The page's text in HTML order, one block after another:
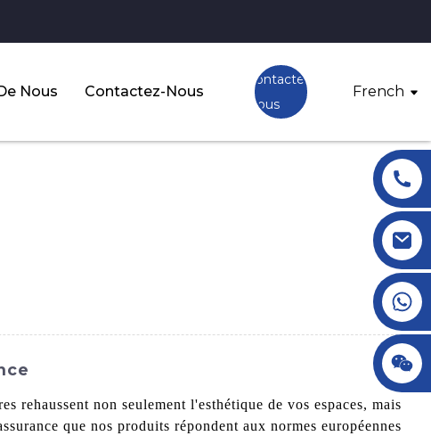
Nous Contactez-Nous
Contactez-
Nous
French
rehaussent non seulement l'esthétique de vos espaces, mais
que nos produits répondent aux normes européennes